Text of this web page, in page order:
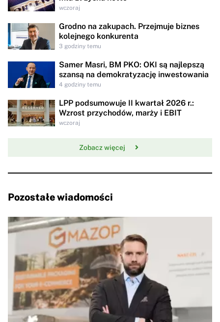
wczoraj
Grodno na zakupach. Przejmuje biznes
kolejnego konkurenta
3 godziny temu
Samer Masri, BM PKO: OKI są najlepszą
szansą na demokratyzację inwestowania
4 godziny temu
LPP podsumowuje II kwartał 2026 r.:
Wzrost przychodów, marży i EBIT
wczoraj
Zobacz więcej
Pozostałe wiadomości